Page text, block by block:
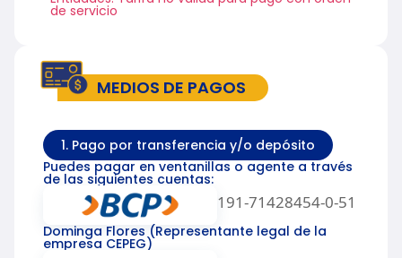
de servicio
MEDIOS DE PAGOS
1. Pago por transferencia y/o depósito
Puedes pagar en ventanillas o agente a través
de las siguientes cuentas:
191-71428454-0-51
Dominga Flores (Representante legal de la
empresa CEPEG)